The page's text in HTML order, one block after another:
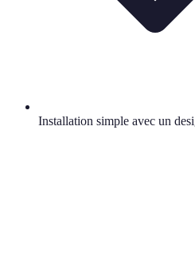
Installation simple avec un